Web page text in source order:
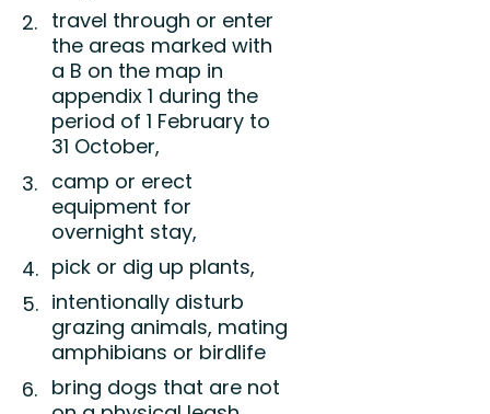
travel through or enter
the areas marked with
a B on the map in
appendix 1 during the
period of 1 February to
31 October,
camp or erect
equipment for
overnight stay,
pick or dig up plants,
intentionally disturb
grazing animals, mating
amphibians or birdlife
bring dogs that are not